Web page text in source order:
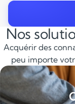
Nos
Acquérir des
peu importe